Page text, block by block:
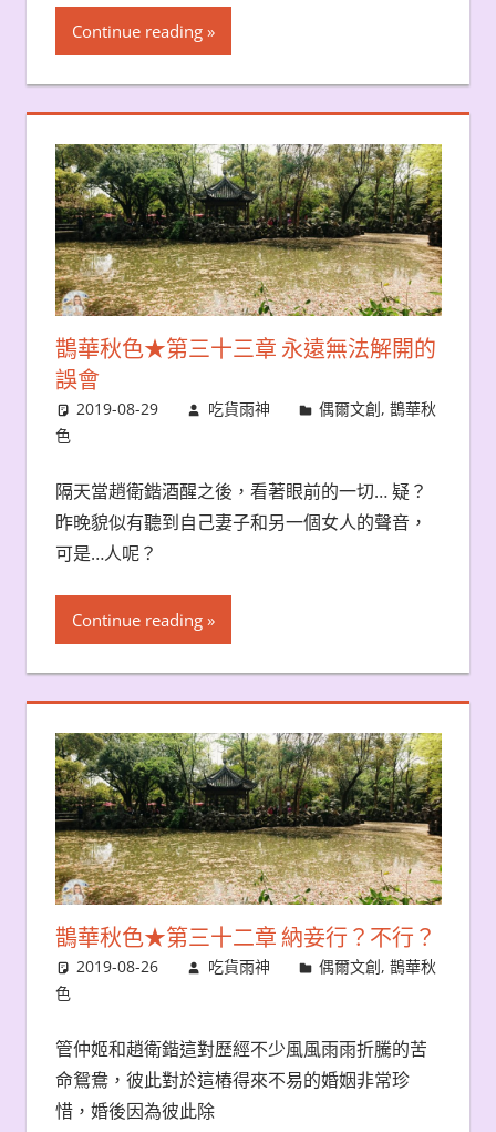
Continue reading
鵲華秋色★第三十三章 永遠無法解開的
誤會
2019-08-29 吃貨雨神 偶爾文創,鵲華秋
色
隔天當趙衛鍇酒醒之後，看著眼前的一切… 疑？
昨晚貌似有聽到自己妻子和另一個女人的聲音，
可是…人呢？
Continue reading
鵲華秋色★第三十二章 納妾行？不行？
2019-08-26 吃貨雨神 偶爾文創,鵲華秋
色
管仲姬和趙衛鍇這對歷經不少風風雨雨折騰的苦
命鴛鴦，彼此對於這樁得來不易的婚姻非常珍
惜，婚後因為彼此除